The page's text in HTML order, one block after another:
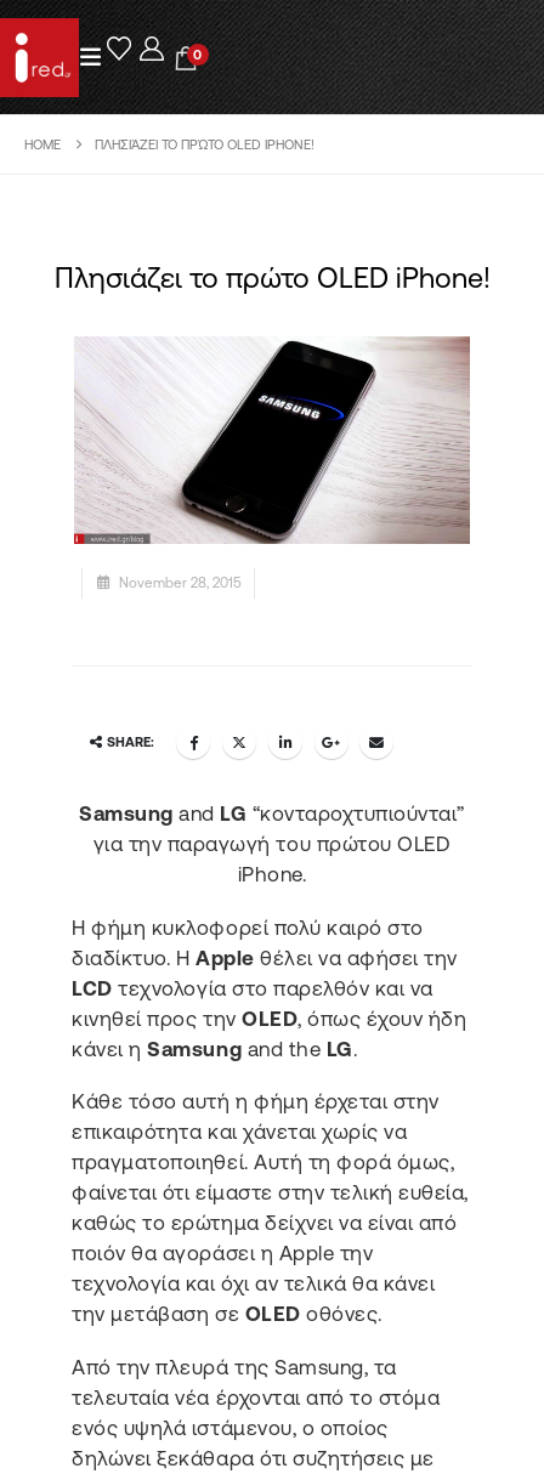
0
HOME ΠΛΗΣΙΆΖΕΙ ΤΟ ΠΡΏΤΟ OLED IPHONE!
Πλησιάζει το πρώτο OLED iPhone!
November 28, 2015
SHARE:
Samsung and LG “κονταροχτυπιούνται”
για την παραγωγή του πρώτου OLED
iPhone.
Η φήμη κυκλοφορεί πολύ καιρό στο
διαδίκτυο. H Apple θέλει να αφήσει την
LCD τεχνολογία στο παρελθόν και να
κινηθεί προς την OLED, όπως έχουν ήδη
κάνει ηSamsung and the LG.
Κάθε τόσο αυτή η φήμη έρχεται στην
επικαιρότητα και χάνεται χωρίς να
πραγματοποιηθεί. Αυτή τη φορά όμως,
φαίνεται ότι είμαστε στην τελική ευθεία,
καθώς το ερώτημα δείχνει να είναι από
ποιόν θα αγοράσει η Apple την
τεχνολογία και όχι αν τελικά θα κάνει
την μετάβαση σε OLED οθόνες.
Από την πλευρά της Samsung, τα
τελευταία νέα έρχονται από το στόμα
ενός υψηλά ιστάμενου, ο οποίος
δηλώνει ξεκάθαρα ότι συζητήσεις με